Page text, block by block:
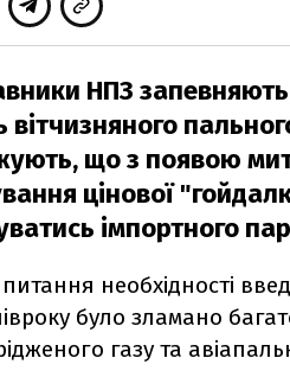
НПЗ
вітчизняного
що з появою
цінової
імпортного
необхідності
було зламано
газу та